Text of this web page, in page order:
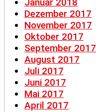
Dezember 2017
November 2017
Oktober 2017
September 2017
August 2017
Juli 2017
Juni 2017
Mai 2017
April 2017